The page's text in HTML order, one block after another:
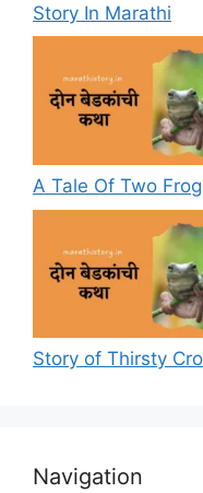
Story In Marathi
A Tale Of Two
Story of Thirsty
Navigation